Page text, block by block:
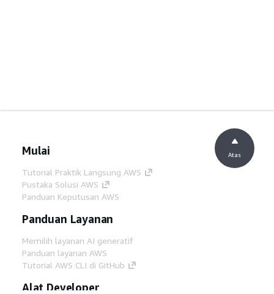
Mulai
Tutorial Praktik Langsung AWS
Pustaka Solusi AWS
Panduan Keputusan AWS
Panduan Layanan
Memilih layanan AI generatif
Panduan layanan AWS
Tutorial AWS CLI di GitHub
Alat Developer
Atas